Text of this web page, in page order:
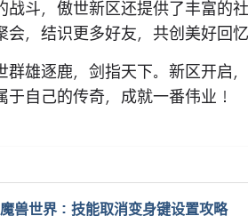
战斗，傲世新区还提供了丰富的
会，结识更多好友，共创美好回忆
群雄逐鹿，剑指天下。新区开启
于自己的传奇，成就一番伟业！
魔兽世界：技能取消变身键设置攻略